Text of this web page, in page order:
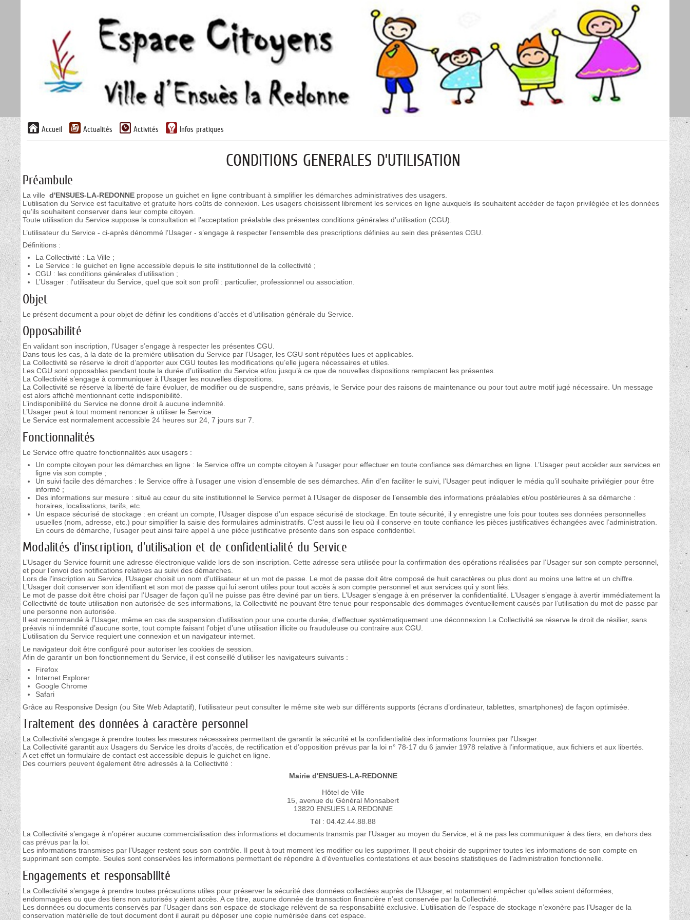
Liste
des
Accueil Actualités Activités Infos pratiques
CONDITIONS GENERALES D’UTILISATION
Préambule
La ville d'ENSUES-LA-REDONNE propose un guichet en ligne contribuant à simplifier les démarches administratives des usagers.
L’utilisation du Service est facultative et gratuite hors coûts de connexion. Les usagers choisissent librement les services en ligne auxquels ils souhaitent accéder de façon privilégiée et les données
qu’ils souhaitent conserver dans leur compte citoyen.
Toute utilisation du Service suppose la consultation et l’acceptation préalable des présentes conditions générales d’utilisation (CGU).
L’utilisateur du Service - ci-après dénommé l’Usager - s’engage à respecter l’ensemble des prescriptions définies au sein des présentes CGU.
Définitions :
La Collectivité : La Ville ;
Le Service : le guichet en ligne accessible depuis le site institutionnel de la collectivité ;
CGU : les conditions générales d’utilisation ;
L’Usager : l’utilisateur du Service, quel que soit son profil : particulier, professionnel ou association.
Objet
Le présent document a pour objet de définir les conditions d’accès et d’utilisation générale du Service.
Opposabilité
En validant son inscription, l’Usager s’engage à respecter les présentes CGU.
Dans tous les cas, à la date de la première utilisation du Service par l’Usager, les CGU sont réputées lues et applicables.
La Collectivité se réserve le droit d’apporter aux CGU toutes les modifications qu’elle jugera nécessaires et utiles.
Les CGU sont opposables pendant toute la durée d’utilisation du Service et/ou jusqu’à ce que de nouvelles dispositions remplacent les présentes.
La Collectivité s’engage à communiquer à l’Usager les nouvelles dispositions.
La Collectivité se réserve la liberté de faire évoluer, de modifier ou de suspendre, sans préavis, le Service pour des raisons de maintenance ou pour tout autre motif jugé nécessaire. Un message
est alors affiché mentionnant cette indisponibilité.
L’indisponibilité du Service ne donne droit à aucune indemnité.
L’Usager peut à tout moment renoncer à utiliser le Service.
Le Service est normalement accessible 24 heures sur 24, 7 jours sur 7.
Fonctionnalités
Le Service offre quatre fonctionnalités aux usagers :
Un compte citoyen pour les démarches en ligne : le Service offre un compte citoyen à l’usager pour effectuer en toute confiance ses démarches en ligne. L’Usager peut accéder aux services en
ligne via son compte ;
Un suivi facile des démarches : le Service offre à l’usager une vision d’ensemble de ses démarches. Afin d’en faciliter le suivi, l’Usager peut indiquer le média qu’il souhaite privilégier pour être
informé ;
Des informations sur mesure : situé au cœur du site institutionnel le Service permet à l’Usager de disposer de l’ensemble des informations préalables et/ou postérieures à sa démarche :
horaires, localisations, tarifs, etc.
Un espace sécurisé de stockage : en créant un compte, l’Usager dispose d’un espace sécurisé de stockage. En toute sécurité, il y enregistre une fois pour toutes ses données personnelles
usuelles (nom, adresse, etc.) pour simplifier la saisie des formulaires administratifs. C’est aussi le lieu où il conserve en toute confiance les pièces justificatives échangées avec l’administration.
En cours de démarche, l’usager peut ainsi faire appel à une pièce justificative présente dans son espace confidentiel.
Modalités d’inscription, d’utilisation et de confidentialité du Service
L’Usager du Service fournit une adresse électronique valide lors de son inscription. Cette adresse sera utilisée pour la confirmation des opérations réalisées par l’Usager sur son compte personnel,
et pour l’envoi des notifications relatives au suivi des démarches.
Lors de l’inscription au Service, l’Usager choisit un nom d’utilisateur et un mot de passe. Le mot de passe doit être composé de huit caractères ou plus dont au moins une lettre et un chiffre.
L’Usager doit conserver son identifiant et son mot de passe qui lui seront utiles pour tout accès à son compte personnel et aux services qui y sont liés.
Le mot de passe doit être choisi par l’Usager de façon qu’il ne puisse pas être deviné par un tiers. L’Usager s’engage à en préserver la confidentialité. L’Usager s’engage à avertir immédiatement la
Collectivité de toute utilisation non autorisée de ses informations, la Collectivité ne pouvant être tenue pour responsable des dommages éventuellement causés par l’utilisation du mot de passe par
une personne non autorisée.
Il est recommandé à l’Usager, même en cas de suspension d’utilisation pour une courte durée, d’effectuer systématiquement une déconnexion.La Collectivité se réserve le droit de résilier, sans
préavis ni indemnité d’aucune sorte, tout compte faisant l’objet d’une utilisation illicite ou frauduleuse ou contraire aux CGU.
L’utilisation du Service requiert une connexion et un navigateur internet.
Le navigateur doit être configuré pour autoriser les cookies de session.
Afin de garantir un bon fonctionnement du Service, il est conseillé d’utiliser les navigateurs suivants :
Firefox
Internet Explorer
Google Chrome
Safari
Grâce au Responsive Design (ou Site Web Adaptatif), l’utilisateur peut consulter le même site web sur différents supports (écrans d’ordinateur, tablettes, smartphones) de façon optimisée.
Traitement des données à caractère personnel
La Collectivité s’engage à prendre toutes les mesures nécessaires permettant de garantir la sécurité et la confidentialité des informations fournies par l’Usager.
La Collectivité garantit aux Usagers du Service les droits d’accès, de rectification et d’opposition prévus par la loi n° 78-17 du 6 janvier 1978 relative à l’informatique, aux fichiers et aux libertés.
A cet effet un formulaire de contact est accessible depuis le guichet en ligne.
Des courriers peuvent également être adressés à la Collectivité :
Mairie d'ENSUES-LA-REDONNE
Hôtel de Ville
15, avenue du Général Monsabert
13820 ENSUES LA REDONNE
Tél : 04.42.44.88.88
La Collectivité s’engage à n’opérer aucune commercialisation des informations et documents transmis par l’Usager au moyen du Service, et à ne pas les communiquer à des tiers, en dehors des
cas prévus par la loi.
Les informations transmises par l’Usager restent sous son contrôle. Il peut à tout moment les modifier ou les supprimer. Il peut choisir de supprimer toutes les informations de son compte en
supprimant son compte. Seules sont conservées les informations permettant de répondre à d’éventuelles contestations et aux besoins statistiques de l’administration fonctionnelle.
Engagements et responsabilité
La Collectivité s’engage à prendre toutes précautions utiles pour préserver la sécurité des données collectées auprès de l’Usager, et notamment empêcher qu’elles soient déformées,
endommagées ou que des tiers non autorisés y aient accès. A ce titre, aucune donnée de transaction financière n’est conservée par la Collectivité.
Les données ou documents conservés par l’Usager dans son espace de stockage relèvent de sa responsabilité exclusive. L’utilisation de l’espace de stockage n’exonère pas l’Usager de la
conservation matérielle de tout document dont il aurait pu déposer une copie numérisée dans cet espace.